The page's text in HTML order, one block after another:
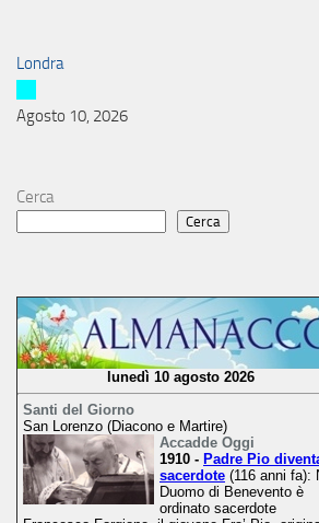
Londra
Agosto 10, 2026
Cerca
Cerca